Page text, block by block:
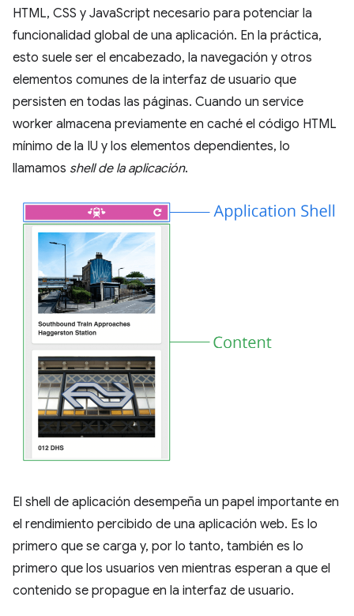
HTML, CSS y JavaScript necesario para potenciar la
funcionalidad global de una aplicación. En la práctica,
esto suele ser el encabezado, la navegación y otros
elementos comunes de la interfaz de usuario que
persisten en todas las páginas. Cuando un service
worker almacena previamente en caché el código HTML
mínimo de la IU y los elementos dependientes, lo
llamamos shell de la aplicación.
El shell de aplicación desempeña un papel importante en
el rendimiento percibido de una aplicación web. Es lo
primero que se carga y, por lo tanto, también es lo
primero que los usuarios ven mientras esperan a que el
contenido se propague en la interfaz de usuario.